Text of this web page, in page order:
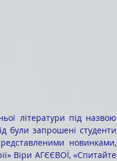
літератури під назвою
були запрошені студенти
новинками,
Віри АГЄЄВОЇ, «Спитайте